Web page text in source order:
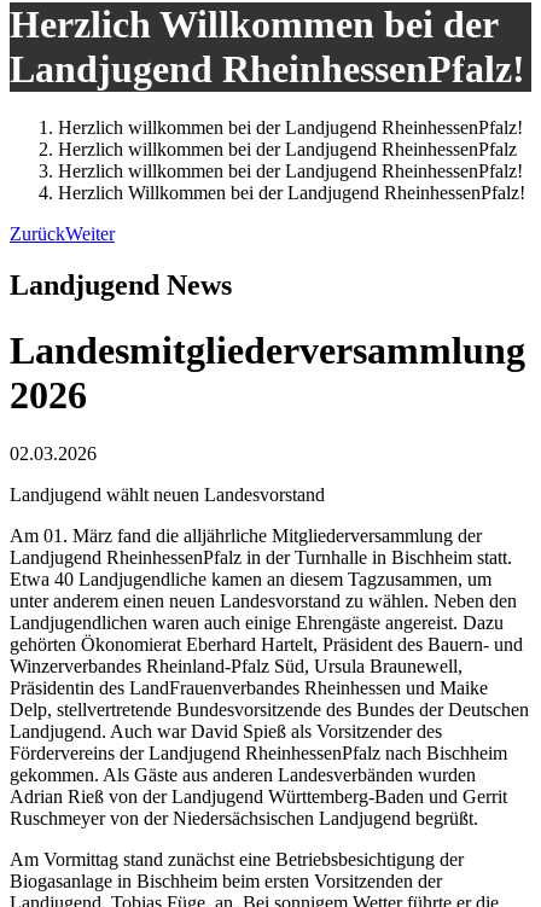
Herzlich Willkommen bei der
Landjugend RheinhessenPfalz!
Herzlich willkommen bei der Landjugend RheinhessenPfalz!
Herzlich willkommen bei der Landjugend RheinhessenPfalz
Herzlich willkommen bei der Landjugend RheinhessenPfalz!
Herzlich Willkommen bei der Landjugend RheinhessenPfalz!
ZurückWeiter
Landjugend News
Landesmitgliederversammlung
2026
02.03.2026
Landjugend wählt neuen Landesvorstand
Am 01. März fand die alljährliche Mitgliederversammlung der
Landjugend RheinhessenPfalz in der Turnhalle in Bischheim statt.
Etwa 40 Landjugendliche kamen an diesem Tagzusammen, um
unter anderem einen neuen Landesvorstand zu wählen. Neben den
Landjugendlichen waren auch einige Ehrengäste angereist. Dazu
gehörten Ökonomierat Eberhard Hartelt, Präsident des Bauern- und
Winzerverbandes Rheinland-Pfalz Süd, Ursula Braunewell,
Präsidentin des LandFrauenverbandes Rheinhessen und Maike
Delp, stellvertretende Bundesvorsitzende des Bundes der Deutschen
Landjugend. Auch war David Spieß als Vorsitzender des
Fördervereins der Landjugend RheinhessenPfalz nach Bischheim
gekommen. Als Gäste aus anderen Landesverbänden wurden
Adrian Rieß von der Landjugend Württemberg-Baden und Gerrit
Ruschmeyer von der Niedersächsischen Landjugend begrüßt.
Am Vormittag stand zunächst eine Betriebsbesichtigung der
Biogasanlage in Bischheim beim ersten Vorsitzenden der
Landjugend, Tobias Füge, an. Bei sonnigem Wetter führte er die